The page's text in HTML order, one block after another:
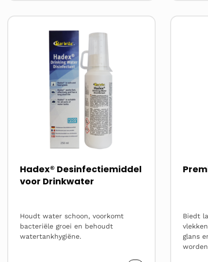
Hadex® Desinfectiemiddel
voor Drinkwater
Houdt water schoon, voorkomt
bacteriële groei en behoudt
watertankhygiëne.
Lees
Biedt
glans
Lees